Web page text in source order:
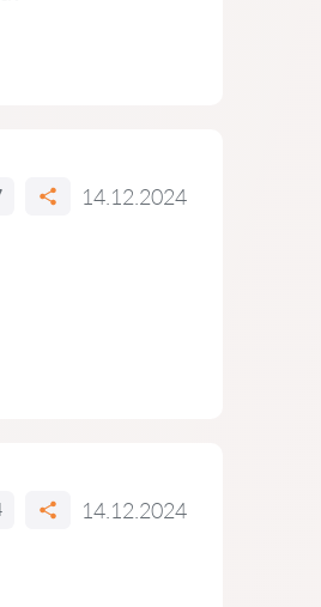
14.12.2024
14.12.2024